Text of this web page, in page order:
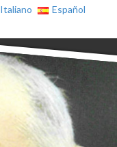
Italiano
Español